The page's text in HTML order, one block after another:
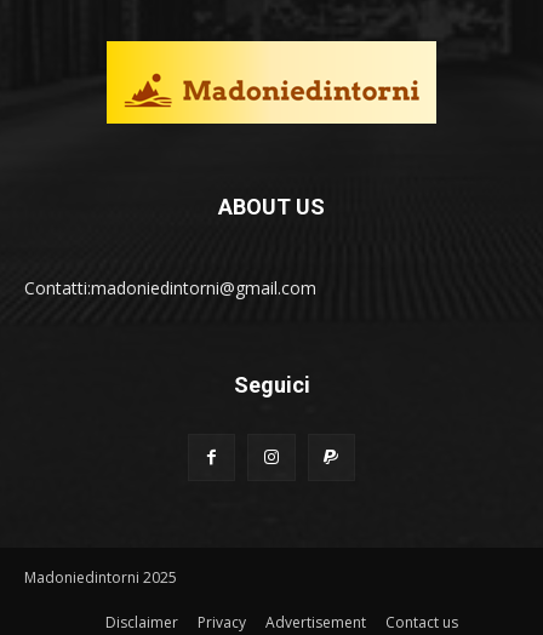
ABOUT US
Contatti:madoniedintorni@gmail.com
Seguici
Madoniedintorni 2025
Disclaimer Privacy Advertisement Contact us